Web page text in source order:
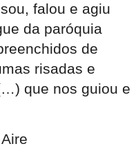
falou e agiu
da paróquia
de
risadas e
que nos guiou e